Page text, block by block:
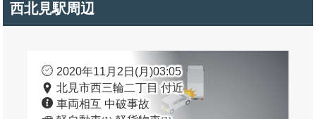
西北見駅周辺
2020年11月2日(月)03:05
北見市西三輪二丁目 付近
車両相互 中破事故